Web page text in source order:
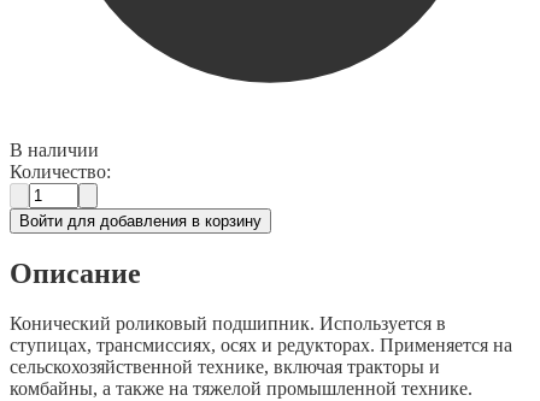
В наличии
Количество:
Войти для добавления в корзину
Описание
Конический роликовый подшипник. Используется в
ступицах, трансмиссиях, осях и редукторах. Применяется на
сельскохозяйственной технике, включая тракторы и
комбайны, а также на тяжелой промышленной технике.